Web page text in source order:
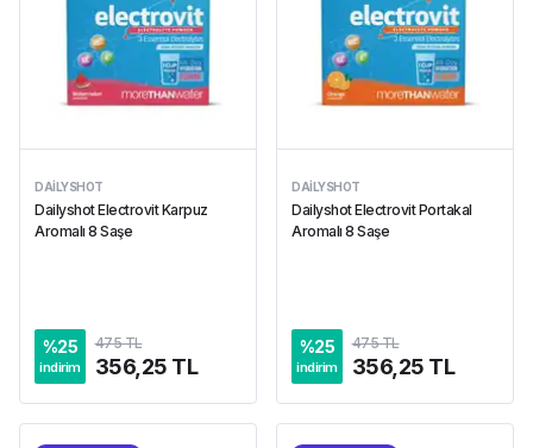
DAILYSHOT
Dailyshot Electrovit Karpuz
Aromalı 8 Saşe
%25
indirim
475 TL
356,25 TL
DAILYSHOT
Dailyshot Electrovit Portakal
Aromalı 8 Saşe
%25
indirim
475 TL
356,25 TL